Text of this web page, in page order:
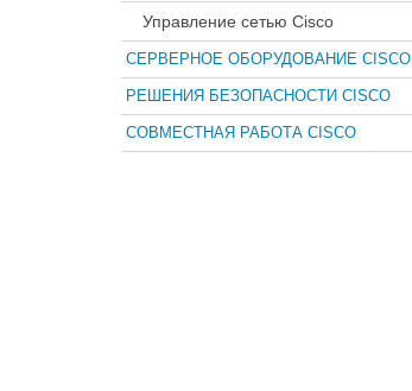
Управление сетью Cisco
СЕРВЕРНОЕ ОБОРУДОВАНИЕ CISCO
РЕШЕНИЯ БЕЗОПАСНОСТИ CISCO
СОВМЕСТНАЯ РАБОТА CISCO